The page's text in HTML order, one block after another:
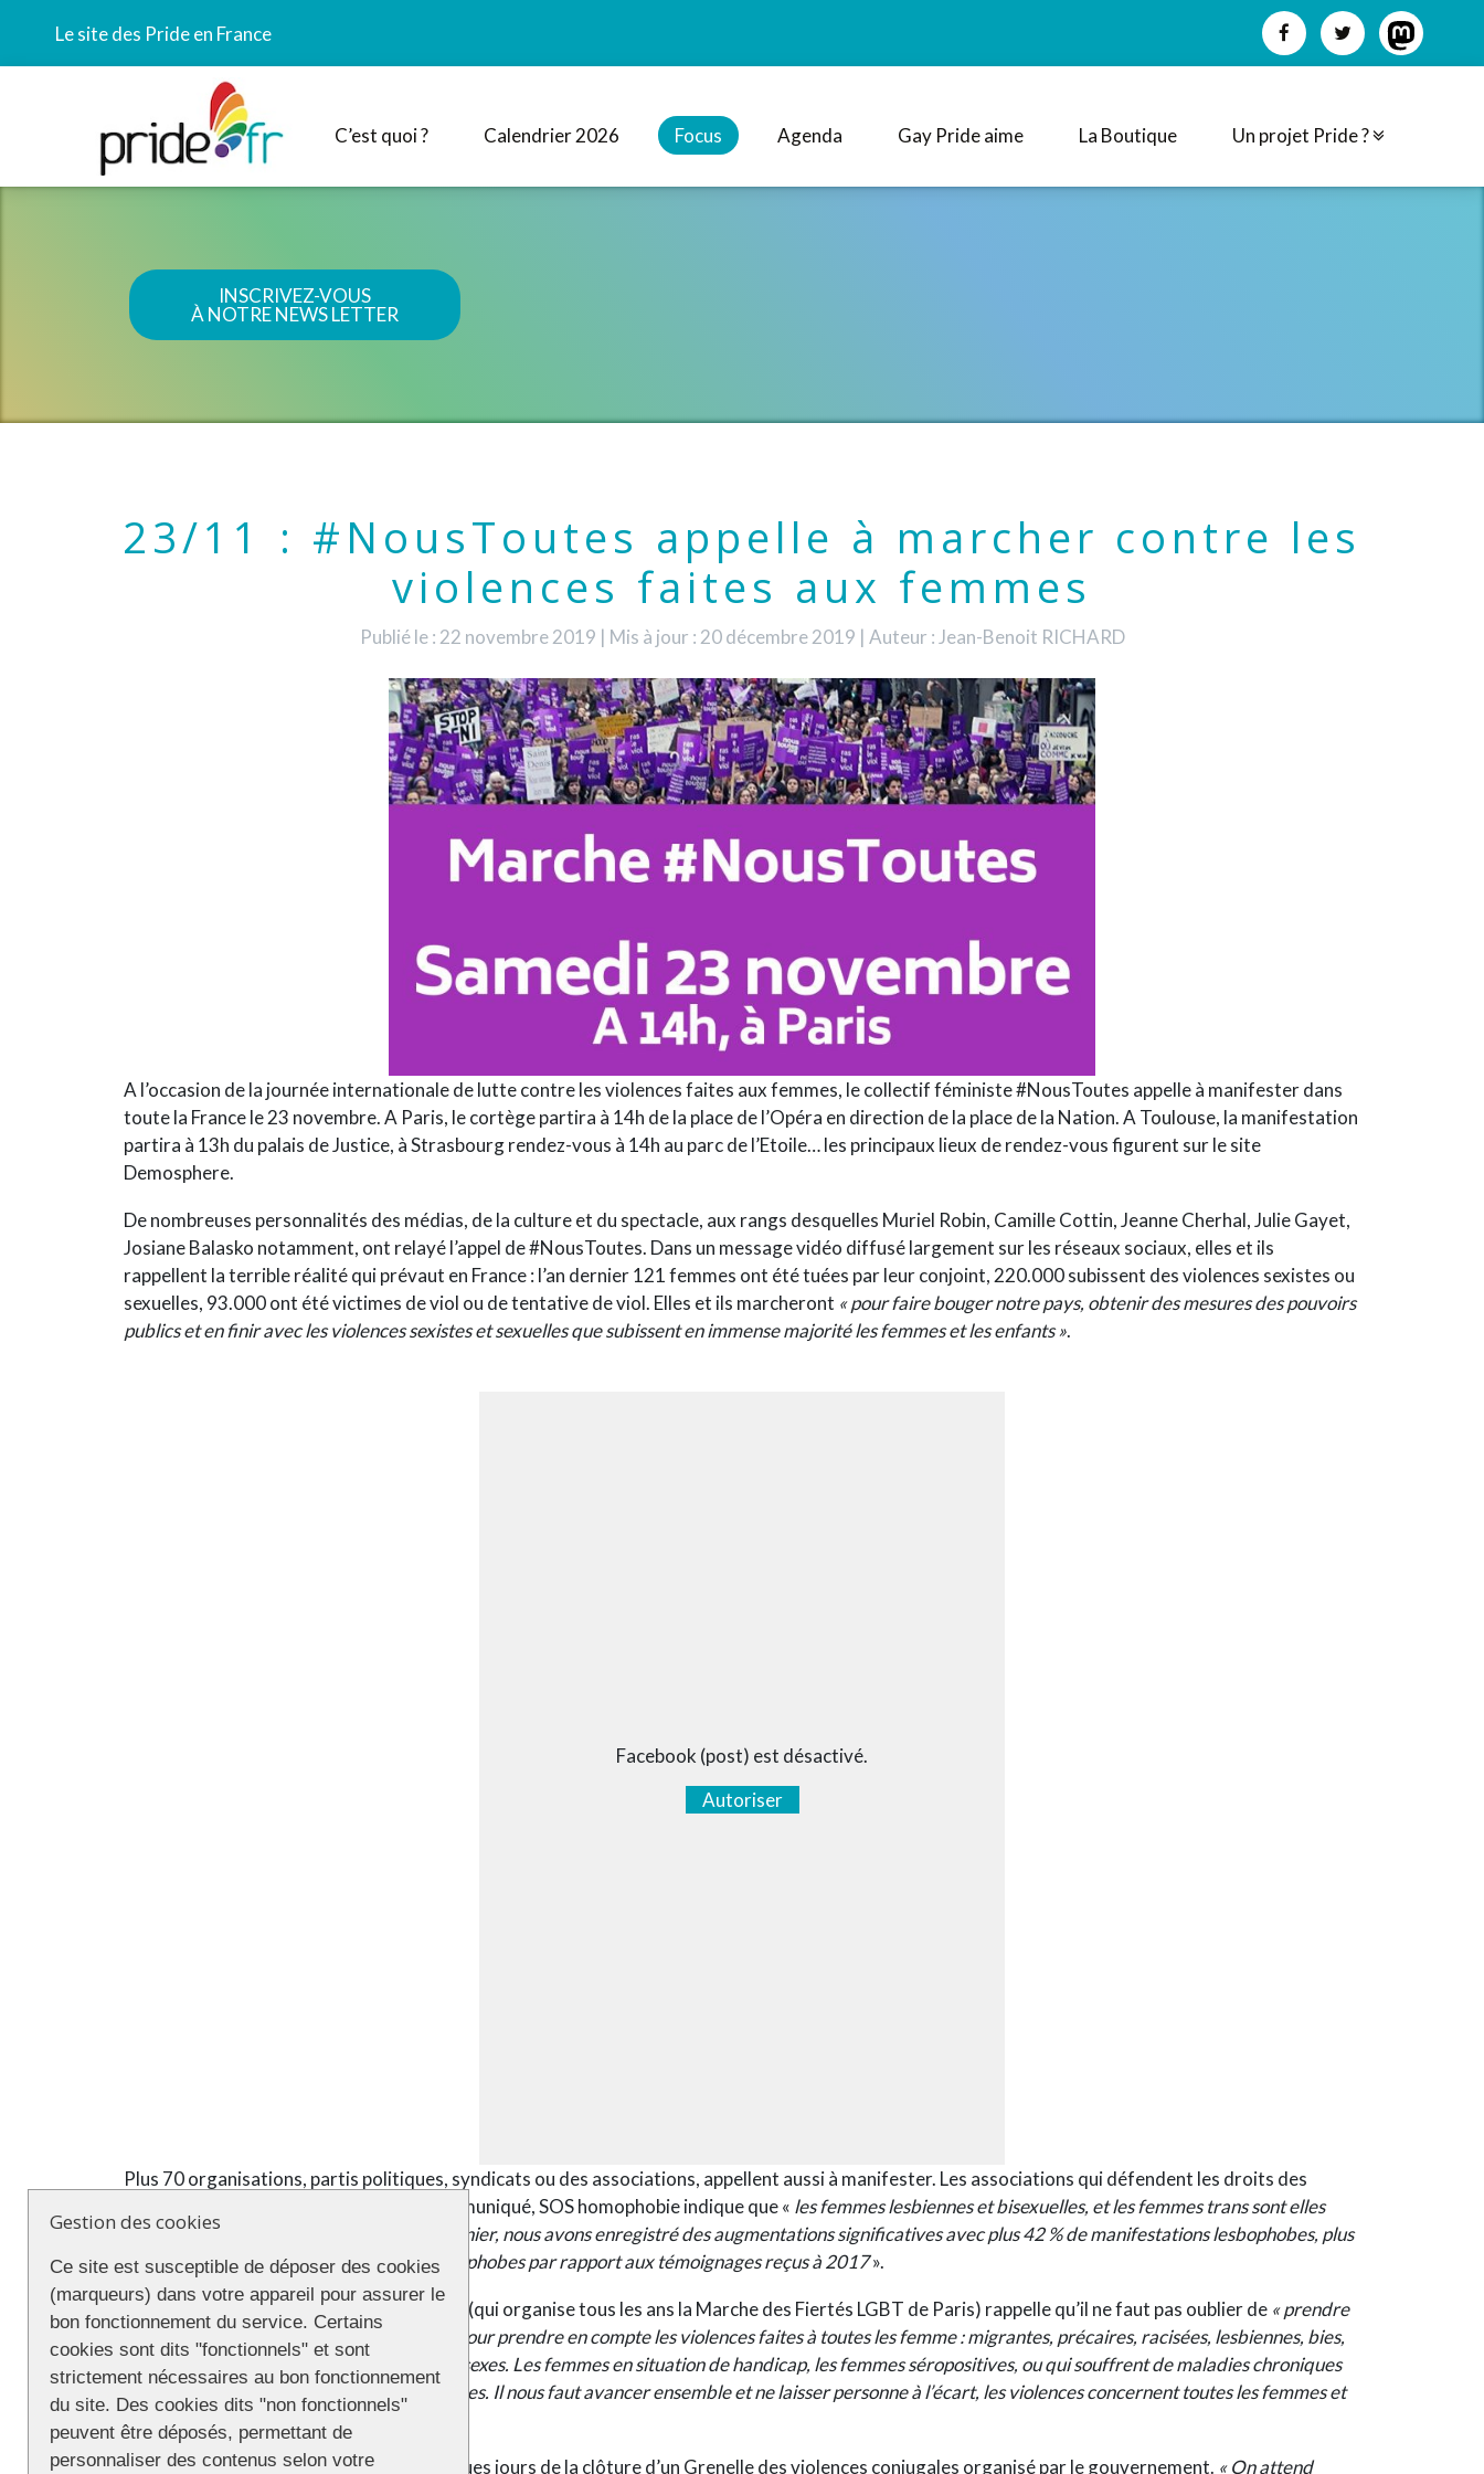
Le site des Pride en France
C’est quoi ? Calendrier 2026 Focus Agenda Gay Pride aime La Boutique Un projet Pride ?
INSCRIVEZ-VOUS
À NOTRE NEWS LETTER
23/11 : #NousToutes appelle à marcher contre les
violences faites aux femmes
Publié le : 22 novembre 2019 | Mis à jour : 20 décembre 2019 | Auteur : Jean-Benoit RICHARD
A l’occasion de la journée internationale de lutte contre les violences faites aux femmes, lecollectif féministe #NousToutes appelle à manifester dans
toute la France le 23 novembre. A Paris, le cortège partira à 14h de la place de l’Opéra en direction de la place de la Nation. A Toulouse, la manifestation
partira à 13h du palais de Justice, à Strasbourg rendez-vous à 14h au parc de l’Etoile… les principaux lieux de rendez-vous figurent sur le site
Demosphere.
De nombreuses personnalités des médias, de la culture et du spectacle, aux rangs desquelles Muriel Robin, Camille Cottin, Jeanne Cherhal, Julie Gayet,
Josiane Balasko notamment, ont relayé l’appel de #NousToutes. Dans un message vidéo diffusé largement sur les réseaux sociaux, elles et ils
rappellent la terrible réalité qui prévaut en France : l’an dernier 121 femmes ont été tuées par leur conjoint, 220.000 subissent des violences sexistes ou
sexuelles, 93.000 ont été victimes de viol ou de tentative de viol. Elles et ils marcheront « pour faire bouger notre pays, obtenir des mesures des pouvoirs
publics et en finir avec les violences sexistes et sexuelles que subissent en immense majorité les femmes et les enfants ».
Facebook (post) est désactivé.
Autoriser
Plus 70 organisations, partis politiques, syndicats ou des associations, appellent aussi à manifester. Les associations qui défendent les droits des
Dans un communiqué, SOS homophobie indique que « les femmes lesbiennes et bisexuelles, et les femmes trans sont elles
aussi victimes de ces violences
L’an dernier, nous avons enregistré des augmentations significatives avec plus 42 % de manifestations lesbophobes, plus
25 % de biphobie et plus 22 % d’actes transphobes par rapport aux témoignages reçus à 2017».
Dans son appel à manifester , l’Inter-LGBT (qui organise tous les ans la Marche des Fiertés LGBT de Paris) rappelle qu’il ne faut pas oublier de « prendre
en compte les différentes discriminations pour prendre en compte les violences faites à toutes les femme : migrantes, précaires, racisées, lesbiennes, bies,
trans, travailleuses d sexe, personnes intersexes. Les femmes en situation de handicap, les femmes séropositives, ou qui souffrent de maladies chroniques
sont également particulièrement vulnérables. Il nous faut avancer ensemble et ne laisser personne à l’écart, les violences concernent toutes les femmes et
doivent être prises en compte partout. »
Cette manifestation se déroulera à quelques jours de la clôture d’un Grenelle des violences conjugales organisé par le gouvernement. « On attend
Gestion des cookies
Ce site est susceptible de déposer des cookies
(marqueurs) dans votre appareil pour assurer le
bon fonctionnement du service. Certains
cookies sont dits "fonctionnels" et sont
strictement nécessaires au bon fonctionnement
du site. Des cookies dits "non fonctionnels"
peuvent être déposés, permettant de
personnaliser des contenus selon votre